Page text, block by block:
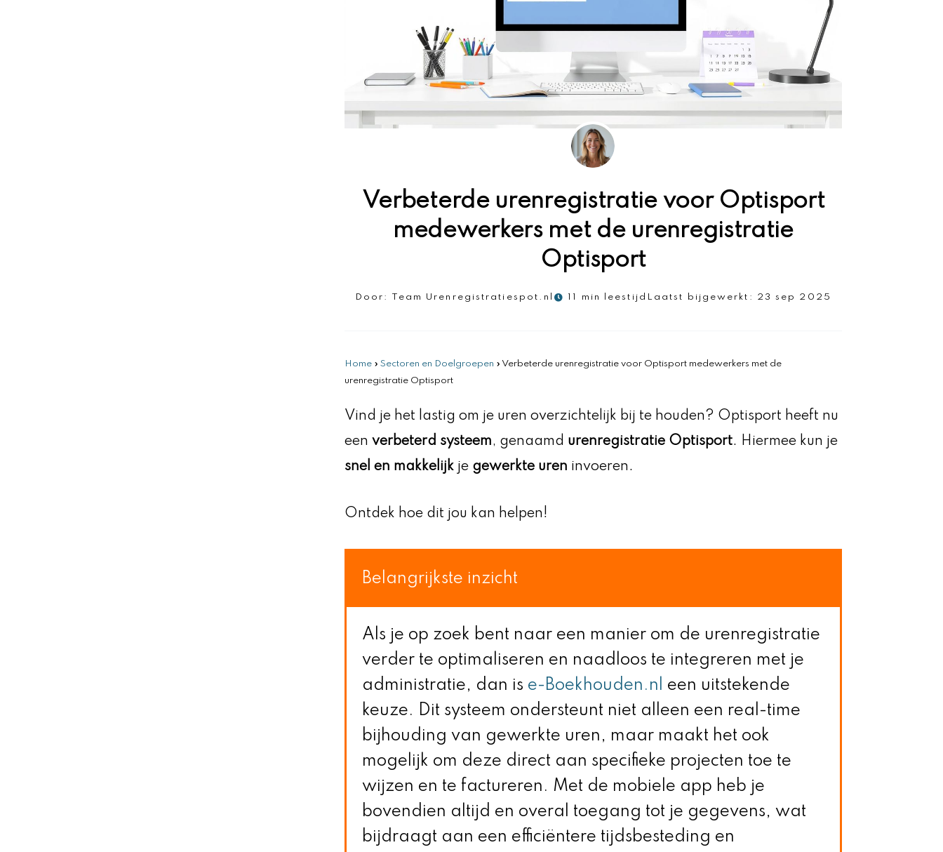
Verbeterde urenregistratie voor Optisport
medewerkers met de urenregistratie
Optisport
Door: Team Urenregistratiespot.nl 11 min leestijd Laatst bijgewerkt: 23 sep 2025
Home » Sectoren en Doelgroepen » Verbeterde urenregistratie voor Optisport medewerkers met de
urenregistratie Optisport
Vind je het lastig om je uren overzichtelijk bij te houden? Optisport heeft nu
een verbeterd systeem, genaamd urenregistratie Optisport. Hiermee kun je
snel en makkelijk je gewerkte uren invoeren.
Ontdek hoe dit jou kan helpen!
Belangrijkste inzicht
Als je op zoek bent naar een manier om de urenregistratie
verder te optimaliseren en naadloos te integreren met je
administratie, dan is e-Boekhouden.nl een uitstekende
keuze. Dit systeem ondersteunt niet alleen een real-time
bijhouding van gewerkte uren, maar maakt het ook
mogelijk om deze direct aan specifieke projecten toe te
wijzen en te factureren. Met de mobiele app heb je
bovendien altijd en overal toegang tot je gegevens, wat
bijdraagt aan een efficiëntere tijdsbesteding en